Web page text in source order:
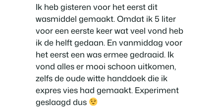
Ik heb gisteren voor het eerst dit
wasmiddel gemaakt. Omdat ik 5 liter
voor een eerste keer wat veel vond heb
ik de helft gedaan. En vanmiddag voor
het eerst een was ermee gedraaid. Ik
vond alles er mooi schoon uitkomen,
zelfs de oude witte handdoek die ik
expres vies had gemaakt. Experiment
geslaagd dus